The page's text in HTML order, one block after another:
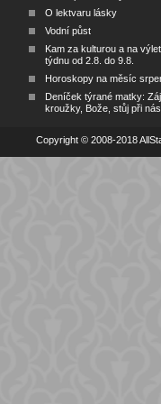
O lektvaru lásky
Vodní půst
Kam za kulturou a na
týdnu od 2.8. do 9.8.
Horoskopy na měsíc
Deníček týrané matky:
kroužky, Bože, stůj při nás
Copyright © 2008-2018